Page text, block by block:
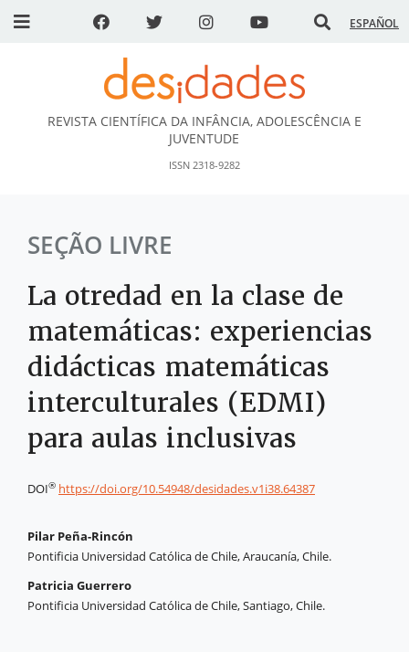
ESPAÑOL
DESidades
REVISTA CIENTÍFICA DA INFÂNCIA, ADOLESCÊNCIA E
JUVENTUDE
ISSN 2318-9282
SEÇÃO LIVRE
La otredad en la clase de
matemáticas: experiencias
didácticas matemáticas
interculturales (EDMI)
para aulas inclusivas
DOI® https://doi.org/10.54948/desidades.v1i38.64387
Pilar Peña-Rincón
Pontificia Universidad Católica de Chile, Araucanía, Chile.
Patricia Guerrero
Pontificia Universidad Católica de Chile, Santiago, Chile.